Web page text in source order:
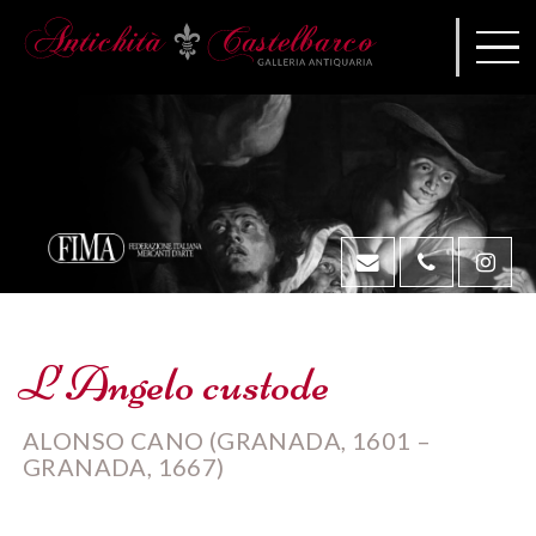
L'Angelo custode
ALONSO CANO (GRANADA, 1601 –
GRANADA, 1667)